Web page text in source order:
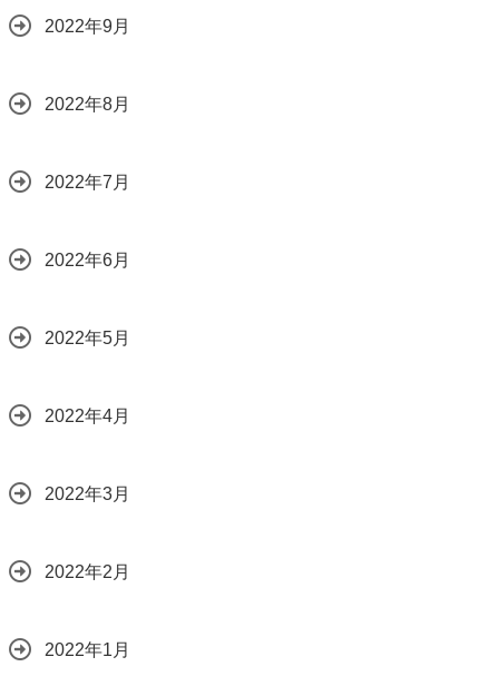
2022年9月
2022年8月
2022年7月
2022年6月
2022年5月
2022年4月
2022年3月
2022年2月
2022年1月